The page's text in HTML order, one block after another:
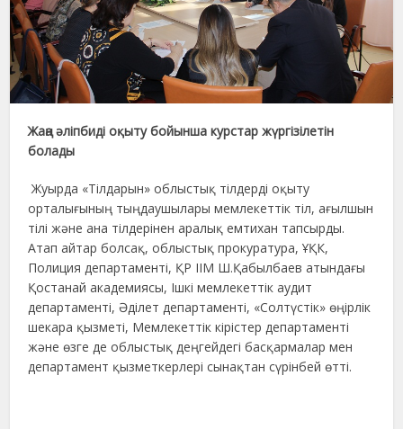
Жаңа әліпбиді оқыту бойынша курстар жүргізілетін
болады
Жуырда «Тілдарын» облыстық тілдерді оқыту
орталығының тыңдаушылары мемлекеттік тіл, ағылшын
тілі және ана тілдерінен аралық емтихан тапсырды.
Атап айтар болсақ, облыстық прокуратура, ҰҚК,
Полиция департаменті, ҚР ІІМ Ш.Қабылбаев атындағы
Қостанай академиясы, Ішкі мемлекеттік аудит
департаменті, Әділет департаменті, «Солтүстік» өңірлік
шекара қызметі, Мемлекеттік кірістер департаменті
және өзге де облыстық деңгейдегі басқармалар мен
департамент қызметкерлері сынақтан сүрінбей өтті.